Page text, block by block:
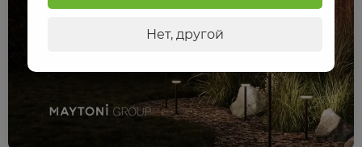
Нет, другой